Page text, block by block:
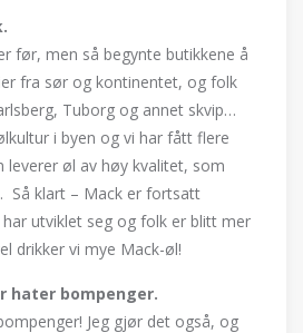
før, men så begynte butikkene å
fra sør og kontinentet, og folk
Tuborg og annet skvip…
i byen og vi har fått flere
leverer øl av høy kvalitet, som
Så klart – Mack er fortsatt
utviklet seg og folk er blitt mer
drikker vi mye Mack-øl!
hater bompenger.
Jeg gjør det også, og